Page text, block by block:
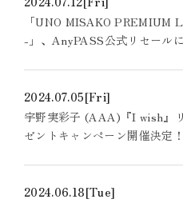
「UNO MISAKO
-」、AnyPASS公式リセール
2024.07.05[Fri]
宇野実彩子 (AAA)『I wish』
ゼントキャンペーン開催決定！
2024.06.18[Tue]